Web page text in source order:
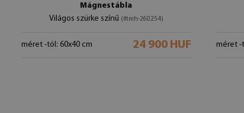
Mágnestábla
Világos szürke színű (#tmh-260254)
méret -tól: 60x40 cm 24 900 HUF méret -